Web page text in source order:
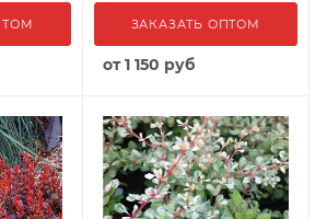
ЗАКАЗАТЬ ОПТОМ
от1 150 руб